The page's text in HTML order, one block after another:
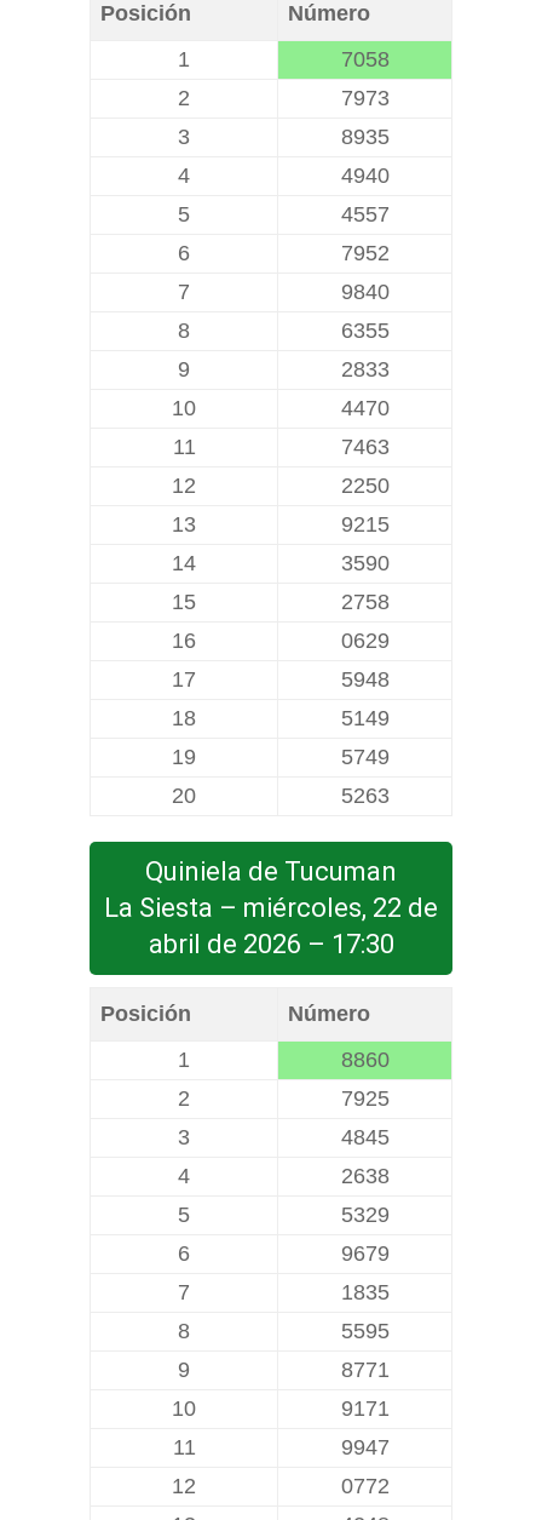
Posición
Número
1
7058
2
7973
3
8935
4
4940
5
4557
6
7952
7
9840
8
6355
9
2833
10
4470
11
7463
12
2250
13
9215
14
3590
15
2758
16
0629
17
5948
18
5149
19
5749
20
5263
Quiniela de Tucuman
La Siesta – miércoles, 22 de
abril de 2026 – 17:30
Posición
Número
1
8860
2
7925
3
4845
4
2638
5
5329
6
9679
7
1835
8
5595
9
8771
10
9171
11
9947
12
0772